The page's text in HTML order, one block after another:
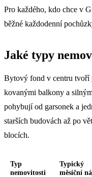
Pro každého, kdo chce v
běžné každodenní
Jaké typy
Bytový fond v centru tvoří
kovanými balkony a
pohybují od garsonek a
starších budovách až po
blocích.
Typ
nemovitosti
Typický
měsíční